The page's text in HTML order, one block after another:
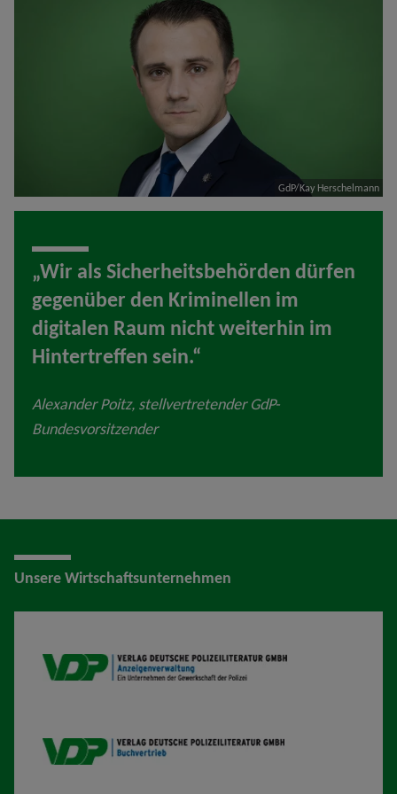
GdP/Kay Herschelmann
„Wir als Sicherheitsbehörden dürfen
gegenüber den Kriminellen im
digitalen Raum nicht weiterhin im
Hintertreffen sein.“
Alexander Poitz, stellvertretender GdP-
Bundesvorsitzender
Unsere Wirtschaftsunternehmen
VDP AV
VDP B